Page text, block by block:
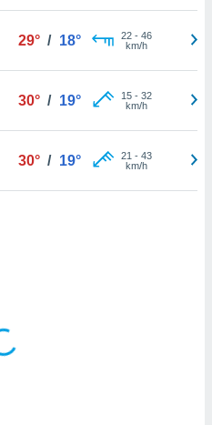
29° / 18° 22- 46
km/h
30° / 19° 15- 32
km/h
30° / 19° 21 - 43
km/h